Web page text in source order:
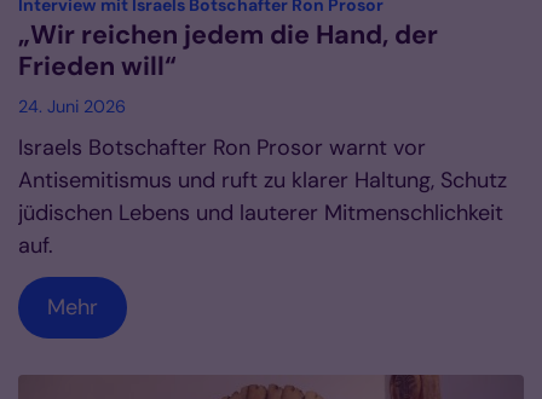
Interview mit Israels Botschafter Ron Prosor
„Wir reichen jedem die Hand, der
Frieden will“
24. Juni 2026
Israels Botschafter Ron Prosor warnt vor
Antisemitismus und ruft zu klarer Haltung, Schutz
jüdischen Lebens und lauterer Mitmenschlichkeit
auf.
Mehr